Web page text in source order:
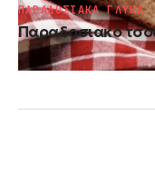
Παραδοσιακό
ΠΑΡΑΔΟΣΙΑΚΑ ΓΛΥΚΑ